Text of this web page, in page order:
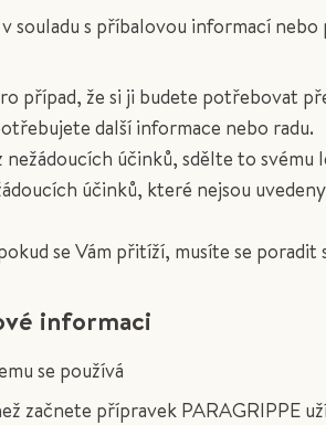
souladu s příbalovou informací
případ, že si ji budete potřebovat
další informace nebo radu.
účinků, sdělte to
účinků, které nejsou
se Vám přitíží, musíte se poradit
informaci
se používá
začnete přípravek PARAGRIPPE